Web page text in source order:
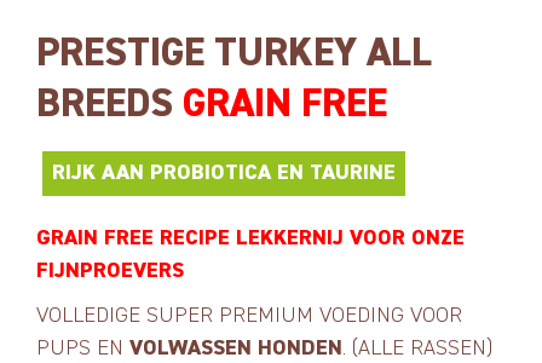
PRESTIGE TURKEY ALL
BREEDS GRAIN FREE
RIJK AAN PROBIOTICA EN TAURINE
GRAIN FREE RECIPE LEKKERNIJ VOOR ONZE
FIJNPROEVERS
VOLLEDIGE SUPER PREMIUM VOEDING VOOR
PUPS EN VOLWASSEN HONDEN . (ALLE RASSEN)